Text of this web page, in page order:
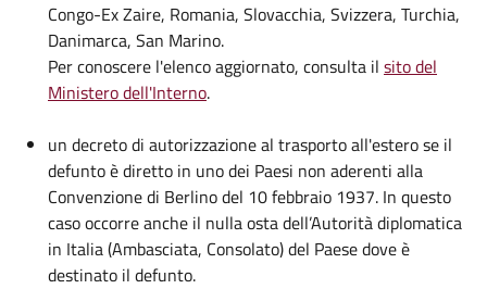
Congo-Ex Zaire, Romania, Slovacchia, Svizzera, Turchia,
Danimarca, San Marino.
Per conoscere l'elenco aggiornato, consulta il sito del
Ministero dell'Interno.
un decreto di autorizzazione al trasporto all'estero se il
defunto è diretto in uno dei Paesi non aderenti alla
Convenzione di Berlino del 10 febbraio 1937. In questo
caso occorre anche il nulla osta dell’Autorità diplomatica
in Italia (Ambasciata, Consolato) del Paese dove è
destinato il defunto.